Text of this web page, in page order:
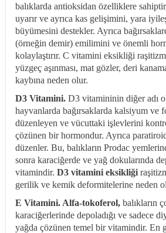
balıklarda antioksidan özelliklere
uyarır ve ayrıca kas gelişimini, yara
büyümesini destekler. Ayrıca
(örneğin demir) emilimini ve önemli
kolaylaştırır. C vitamini eksikliği
yüzgeç aşınması, mat gözler, deri
kaybına neden olur.
D3 Vitamini. D3 vitamininin diğer adı
hayvanlarda bağırsaklarda kalsiyum ve
düzenleyen ve vücuttaki işlevlerini
çözünen bir hormondur. Ayrıca
düzenler. Bu, balıkların Prodac
sonra karaciğerde ve yağ dokularında
vitamindir. D3 vitamini eksikliği
gerilik ve kemik deformitelerine neden
E Vitamini. Alfa-tokoferol, balıkların
karaciğerlerinde depoladığı ve sadece
yağda çözünen temel bir vitamindir. En